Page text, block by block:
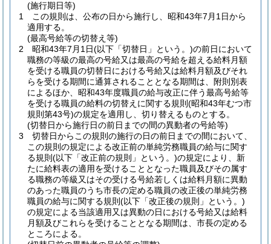
(施行期日等)
1
この規則は、公布の日から施行し、昭和43年7月1日から
適用する。
(最高号給等の切替え等)
2
昭和43年7月1日(以下「切替日」という。)の前日において
職務の等級の最高の号給又は最高の号給を超える給料月額
を受ける職員の切替日における号給又は給料月額及びそれ
らを受ける期間に通算されることとなる期間は、附則別表
によるほか、昭和43年度職員の給与改正に伴う最高号給等
を受ける職員の給料の切替えに関する規則 (昭和43年むつ市
規則第43号)の規定を適用し、切り替えるものとする。
(切替日から施行日の前日までの間の異動者の号給等)
3
切替日からこの規則の施行の日の前日までの間において、
この規則の規定による改正前の単純労務職員の給与に関す
る規則 (以下「改正前の規則」という。)の規定により、新
たに給料表の適用を受けることとなった職員及びその属す
る職務の等級又はその受ける号給若しくは給料月額に異動
のあった職員のうち市長の定める職員の改正後の単純労務
職員の給与に関する規則 (以下「改正後の規則」という。)
の規定による当該適用又は異動の日における号給又は給料
月額及びこれらを受けることとなる期間は、市長の定める
ところによる。